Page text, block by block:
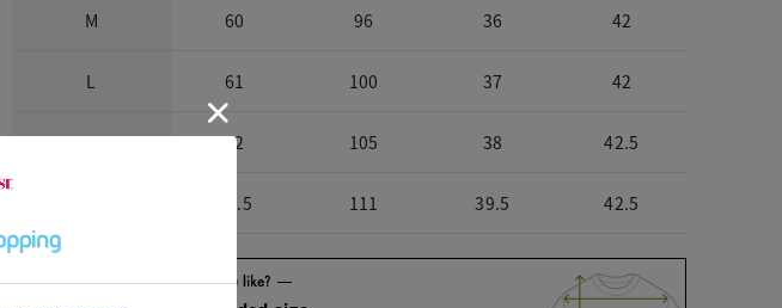
M 60 96 36 42
L 61 100 37 42
XL 62 105 38 42.5
62.5 111 39.5 42.5